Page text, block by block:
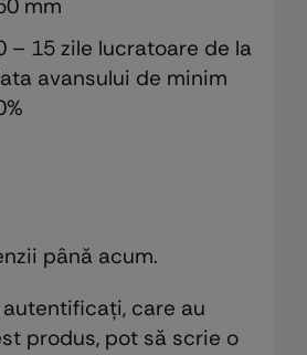
mm
– 15 zile lucratoare de la
avansului de minim
până acum.
care au
produs, pot să scrie o